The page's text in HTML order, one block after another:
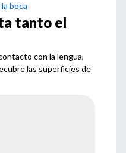
boca
tanto el
con la lengua,
las superficies de